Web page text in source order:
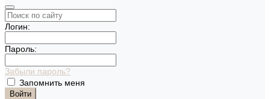
Логин:
Пароль:
Забыли пароль?
Запомнить меня